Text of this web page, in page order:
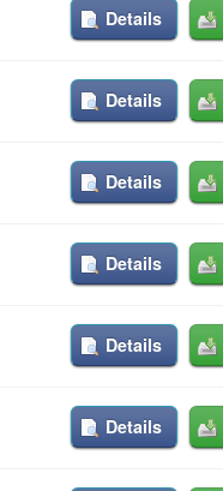
Details
Details
Details
Details
Details
Details